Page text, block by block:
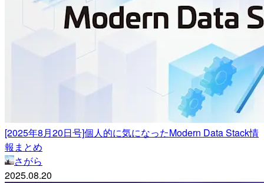
[2025年8月20日号]個人的に気になったModern Data Stack情
報まとめ
さがら
2025.08.20